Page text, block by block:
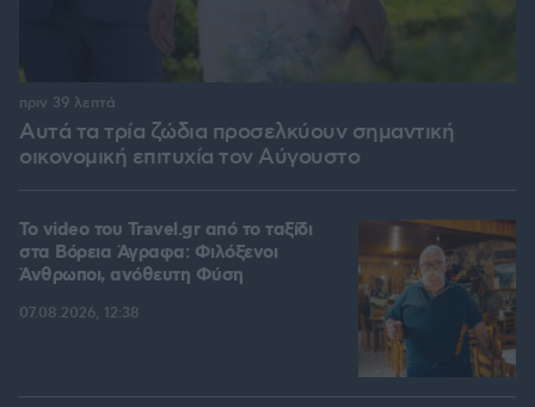
Αυτά τα τρία ζώδια προσελκύουν σημαντική
οικονομική επιτυχία τον Αύγουστο
πριν 39 λεπτά
To video του Travel.gr από το ταξίδι
στα Βόρεια Άγραφα: Φιλόξενοι
Άνθρωποι, ανόθευτη Φύση
07.08.2026, 12:38